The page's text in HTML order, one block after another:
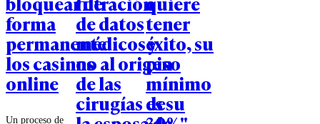
forma
permanente
los casinos
online
Un proceso de
de datos
médicos y
no al origen
de las
cirugías de
tener
éxito, su
piso
mínimo
es su